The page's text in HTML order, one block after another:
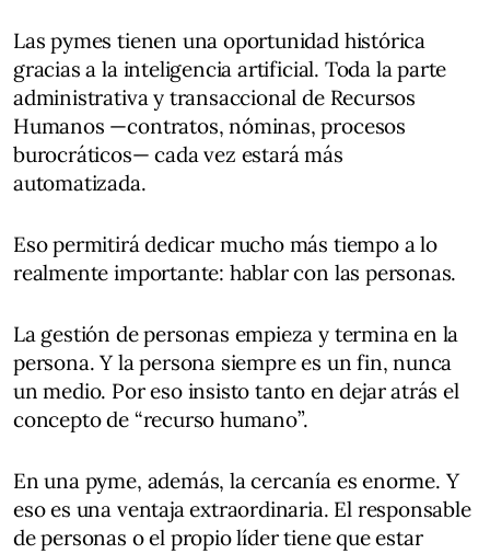
Las pymes tienen una oportunidad histórica
gracias a la inteligencia artificial. Toda la parte
administrativa y transaccional de Recursos
Humanos —contratos, nóminas, procesos
burocráticos— cada vez estará más
automatizada.
Eso permitirá dedicar mucho más tiempo a lo
realmente importante: hablar con las personas.
La gestión de personas empieza y termina en la
persona. Y la persona siempre es un fin, nunca
un medio. Por eso insisto tanto en dejar atrás el
concepto de “recurso humano”.
En una pyme, además, la cercanía es enorme. Y
eso es una ventaja extraordinaria. El responsable
de personas o el propio líder tiene que estar